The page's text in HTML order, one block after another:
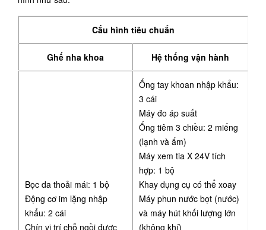
Cấu hình tiêu chuẩn
Ghế nha khoa Hệ thống vận hành
Bọc da thoải mái: 1 bộ
Động cơ im lặng nhập
khẩu: 2 cái
Chín vị trí chỗ ngồi được
Ống tay khoan nhập khẩu:
3 cái
Máy đo áp suất
Ống tiêm 3 chiều: 2 miếng
(lạnh và ấm)
Máy xem tia X 24V tích
hợp: 1 bộ
Khay dụng cụ có thể xoay
Máy phun nước bọt (nước)
và máy hút khối lượng lớn
(không khí)